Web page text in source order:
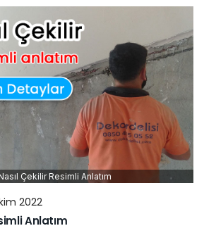
Çekilir Resimli Anlatım
2022
Anlatım